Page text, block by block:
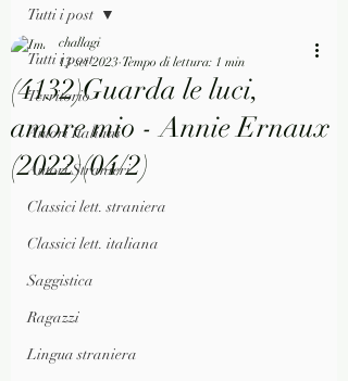
Tutti i post
Territorio
Autori Italiani
Autori Stranieri
Classici lett. straniera
Classici lett. italiana
Saggistica
Ragazzi
Lingua straniera
Tutti i post
(4132)Guarda le luci,
amore mio - Annie Ernaux
(2022)(04/2)
challagi
13 set 2023 Tempo di lettura: 1 min